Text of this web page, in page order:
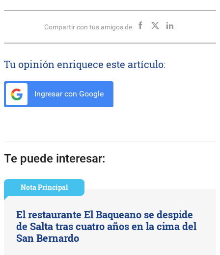
Compartir con tus amigos de
Tu opinión enriquece este artículo:
Ingresar con Google
Te puede interesar:
Nota Principal
El restaurante El Baqueano se despide
de Salta tras cuatro años en la cima del
San Bernardo